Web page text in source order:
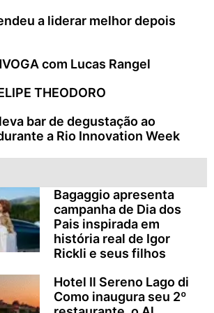
a liderar melhor depois
com Lucas Rangel
THEODORO
bar de degustação ao
a Rio Innovation Week
Bagaggio apresenta
campanha de Dia dos
Pais inspirada em
história real de Igor
Rickli e seus filhos
Hotel Il Sereno Lago di
Como inaugura seu 2º